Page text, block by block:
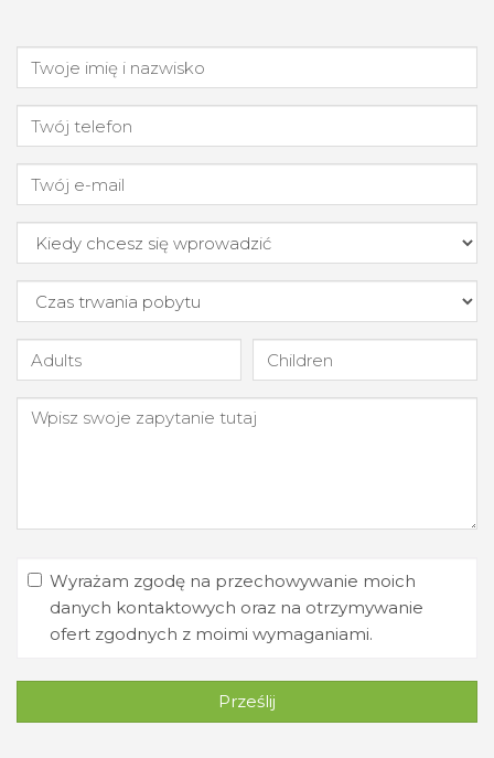
Wyrażam zgodę na przechowywanie moich
danych kontaktowych oraz na otrzymywanie
ofert zgodnych z moimi wymaganiami.
Prześlij